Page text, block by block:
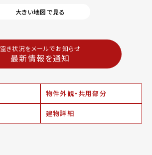
大きい地図で見る
空き状況をメールでお知らせ
最新情報を通知
物件外観・共用部分
建物詳細